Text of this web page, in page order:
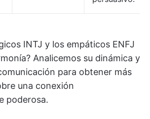
INTJ y los empáticos ENFJ
Analicemos su dinámica y
para obtener más
una conexión
poderosa.